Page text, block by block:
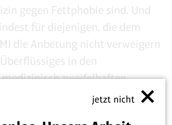
gegen Fettphobie sind. Und
für diejenigen, die dem
die Anbetung nicht verweigern
in den
zweifelhaften
„ Fachklinikum Borkum“
jetzt nicht